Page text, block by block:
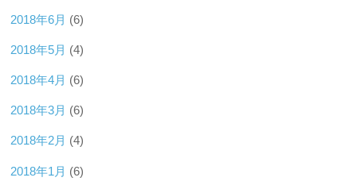
2018年6月 (6)
2018年5月 (4)
2018年4月 (6)
2018年3月 (6)
2018年2月 (4)
2018年1月 (6)